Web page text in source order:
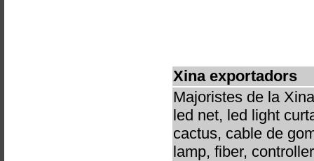
Xina exportadors
Majoristes de la
led net, led light
cactus, cable de
lamp, fiber,